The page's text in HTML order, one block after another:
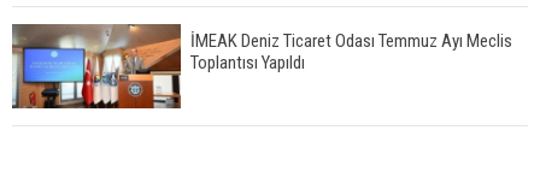
İMEAK Deniz Ticaret Odası Temmuz Ayı Meclis
Toplantısı Yapıldı